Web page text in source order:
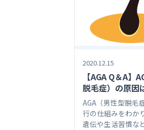
2020.12.15
【AGA Q＆A】
脱毛症）の原因
AGA（男性型脱毛
行の仕組みをわか
遺伝や生活習慣な